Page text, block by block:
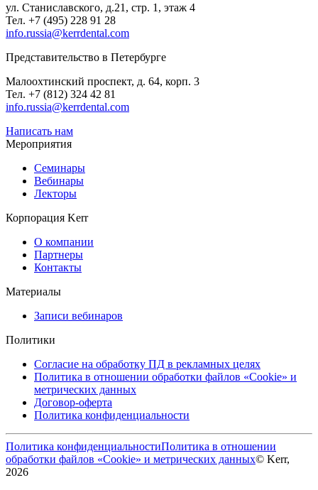
ул. Станиславского, д.21, стр. 1, этаж 4
Тел. +7 (495) 228 91 28
info.russia@kerrdental.com
Представительство в Петербурге
Малоохтинский проспект, д. 64, корп. 3
Тел. +7 (812) 324 42 81
info.russia@kerrdental.com
Написать нам
Мероприятия
Семинары
Вебинары
Лекторы
Корпорация Kerr
О компании
Партнеры
Контакты
Материалы
Записи вебинаров
Политики
Согласие на обработку ПД в рекламных целях
Политика в отношении обработки файлов «Cookie» и
метрических данных
Договор-оферта
Политика конфиденциальности
Политика конфиденциальностиПолитика в отношении
обработки файлов «Cookie» и метрических данных© Kerr,
2026